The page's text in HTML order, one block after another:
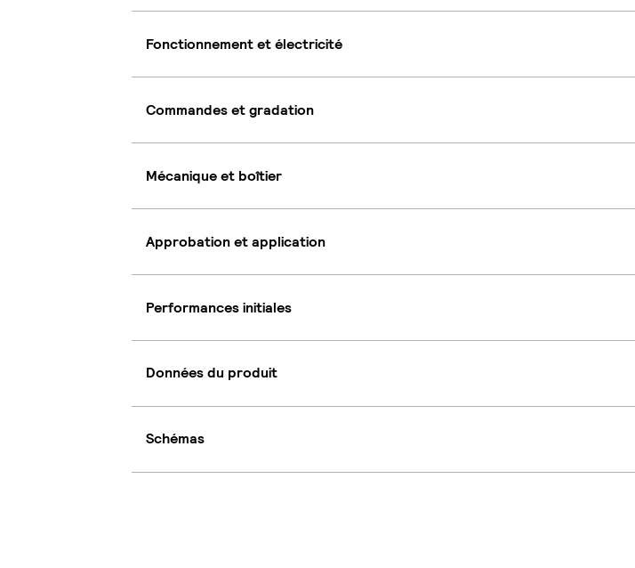
Fonctionnement et électricité
Commandes et gradation
Mécanique et boîtier
Approbation et application
Performances initiales
Données du produit
Schémas